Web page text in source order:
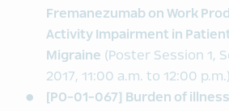
Fremanezumab on Work
Activity Impairment in
Migraine (Poster Session 1,
2017, 11:00 a.m. to 12:00 p.m.)
[PO-01-067] Burden of